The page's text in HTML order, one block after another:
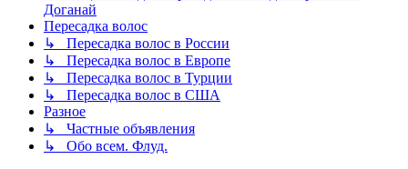
Доганай
Пересадка волос
↳ Пересадка волос в России
↳ Пересадка волос в Европе
↳ Пересадка волос в Турции
↳ Пересадка волос в США
Разное
↳ Частные объявления
↳ Обо всем. Флуд.